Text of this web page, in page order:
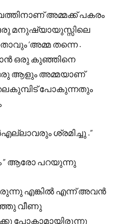
അമ്മക്ക് പകരം
മനുഷ്യായുസ്സിലെ
‘അമ്മ തന്നെ .
ഒരു കുഞ്ഞിനെ
ആളും അമ്മയാണ്
പോകുന്നതും
ശ്രമിച്ചു .”
” ആരോ പറയുന്നു
എങ്കിൽ എന്ന് അവൻ
വീണു
പോകാമായിരുന്നു